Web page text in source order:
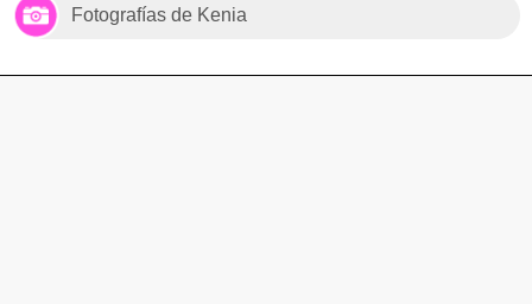
Fotografías de Kenia